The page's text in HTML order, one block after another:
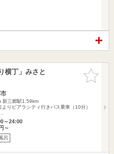
お気に入
りに追加
横丁」みさと
新三郷駅1.59km
りピアラシティ行きバス乗車（10分）
～24:00
～
呂